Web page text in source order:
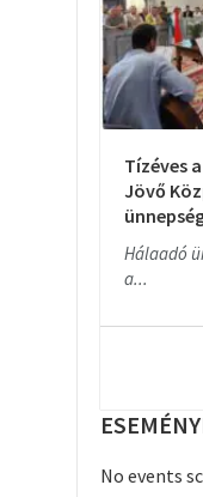
Tízéves
Jövő
Hálaadó
a...
No events